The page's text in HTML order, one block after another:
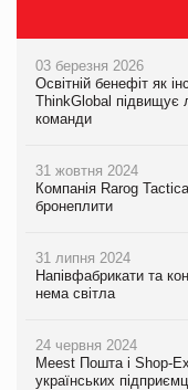
03 березня 2026
Освітній бенефіт як
ThinkGlobal підвищує
команди
31 жовтня 2024
Компанія Rarog
бронеплити
31 липня 2024
Напівфабрикати та
нема світла
24 червня 2024
Meest Пошта і Shop-
українських